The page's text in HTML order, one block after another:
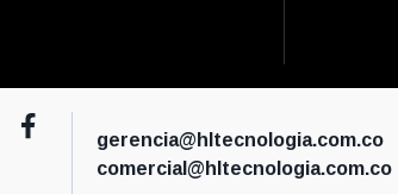
gerencia@hltecnologia.com.co
comercial@hltecnologia.com.co